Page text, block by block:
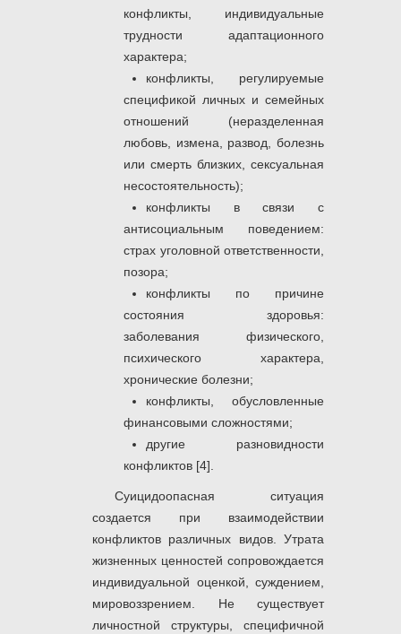
конфликты, индивидуальные
трудности адаптационного
характера;
конфликты, регулируемые
спецификой личных и семейных
отношений (неразделенная
любовь, измена, развод, болезнь
или смерть близких, сексуальная
несостоятельность);
конфликты в связи с
антисоциальным поведением:
страх уголовной ответственности,
позора;
конфликты по причине
состояния здоровья:
заболевания физического,
психического характера,
хронические болезни;
конфликты, обусловленные
финансовыми сложностями;
другие разновидности
конфликтов [4].
Суицидоопасная ситуация
создается при взаимодействии
конфликтов различных видов. Утрата
жизненных ценностей сопровождается
индивидуальной оценкой, суждением,
мировоззрением. Не существует
личностной структуры, специфичной